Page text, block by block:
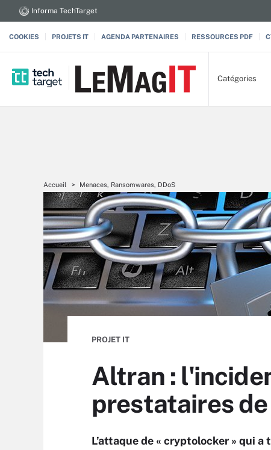
Informa TechTarget
COOKIES PROJETS IT AGENDA PARTENAIRES RESSOURCES PDF
Catégories
Accueil Menaces, Ransomwares, DDoS
PROJET IT
Altran :
prestataires de
L’attaque de « cryptolocker » qui